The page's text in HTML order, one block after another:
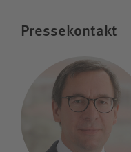
Pressekontakt